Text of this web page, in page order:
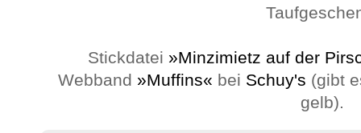
Stickdatei »Minzimietz auf der
Webband »Muffins« bei Schuy's (gibt
gelb).